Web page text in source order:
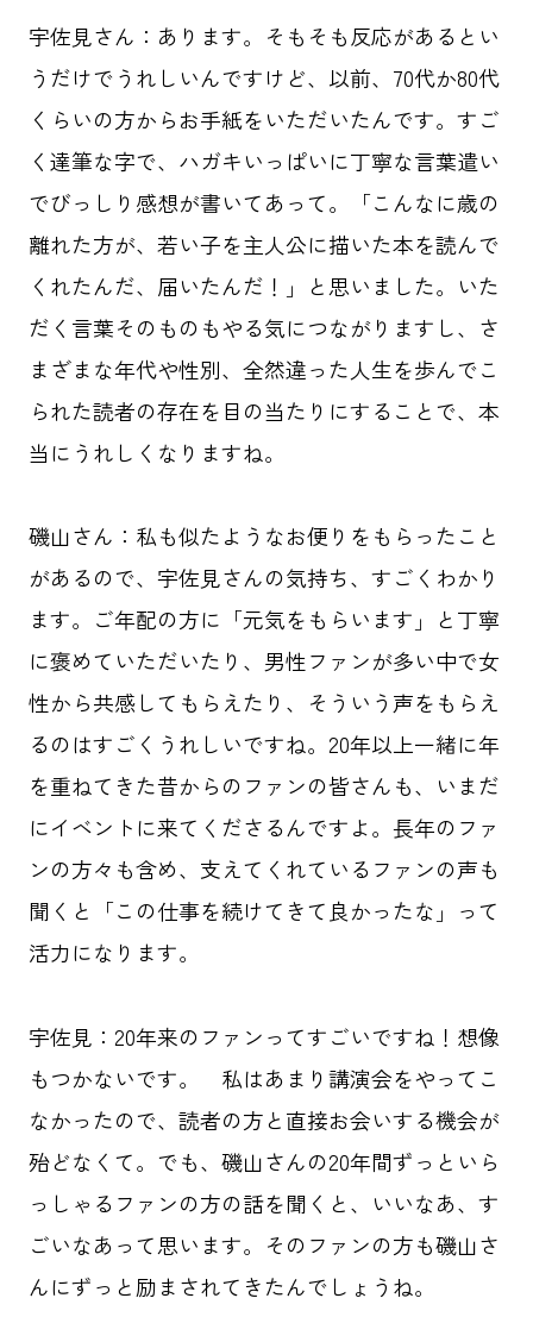
宇佐見さん：あります。そもそも反応があるとい
うだけでうれしいんですけど、以前、70代か80代
くらいの方からお手紙をいただいたんです。すご
く達筆な字で、ハガキいっぱいに丁寧な言葉遣い
でびっしり感想が書いてあって。「こんなに歳の
離れた方が、若い子を主人公に描いた本を読んで
くれたんだ、届いたんだ！」と思いました。いた
だく言葉そのものもやる気につながりますし、さ
まざまな年代や性別、全然違った人生を歩んでこ
られた読者の存在を目の当たりにすることで、本
当にうれしくなりますね。
磯山さん：私も似たようなお便りをもらったこと
があるので、宇佐見さんの気持ち、すごくわかり
ます。ご年配の方に「元気をもらいます」と丁寧
に褒めていただいたり、男性ファンが多い中で女
性から共感してもらえたり、そういう声をもらえ
るのはすごくうれしいですね。20年以上一緒に年
を重ねてきた昔からのファンの皆さんも、いまだ
にイベントに来てくださるんですよ。長年のファ
ンの方々も含め、支えてくれているファンの声も
聞くと「この仕事を続けてきて良かったな」って
活力になります。
宇佐見：20年来のファンってすごいですね！想像
もつかないです。 私はあまり講演会をやってこ
なかったので、読者の方と直接お会いする機会が
殆どなくて。でも、磯山さんの20年間ずっといら
っしゃるファンの方の話を聞くと、いいなあ、す
ごいなあって思います。そのファンの方も磯山さ
んにずっと励まされてきたんでしょうね。